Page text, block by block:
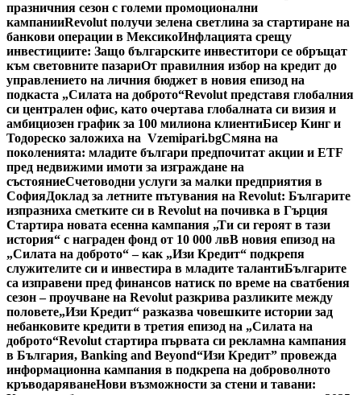
празничния сезон с големи промоционални
кампанииRevolut получи зелена светлина за стартиране на
банкови операции в МексикоИнфлацията срещу
инвестициите: Защо българските инвеститори се обръщат
към световните пазариОт правилния избор на кредит до
управлението на личния бюджет в новия епизод на
подкаста „Силата на доброто“Revolut представя глобалния
си централен офис, като очертава глобалната си визия и
амбициозен график за 100 милиона клиентиБисер Кинг и
Тодореско заложиха на Vzemipari.bgСмяна на
поколенията: младите българи предпочитат акции и ETF
пред недвижими имоти за изграждане на
състояниеСчетоводни услуги за малки предприятия в
СофияДоклад за летните пътувания на Revolut: Българите
изпразниха сметките си в Revolut на почивка в Гърция
Стартира новата есенна кампания „Ти си героят в тази
история“ с награден фонд от 10 000 лвВ новия епизод на
„Силата на доброто“ – как „Изи Кредит“ подкрепя
служителите си и инвестира в младите талантиБългарите
са изправени пред финансов натиск по време на сватбения
сезон – проучване на Revolut разкрива разликите между
половете„Изи Кредит“ разказва човешките истории зад
небанковите кредити в третия епизод на „Силата на
доброто“Revolut стартира първата си рекламна кампания
в България, Banking and Beyond“Изи Кредит” провежда
информационна кампания в подкрепа на доброволното
кръводаряванеНови възможности за стени и тавани: